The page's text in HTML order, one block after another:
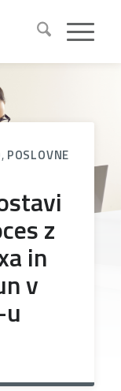
, POSLOVNE
z
in
v